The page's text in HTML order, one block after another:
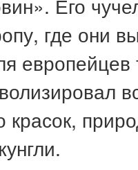
где они